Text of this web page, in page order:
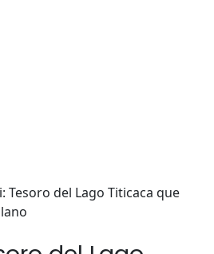
Tesoro del Lago Titicaca que